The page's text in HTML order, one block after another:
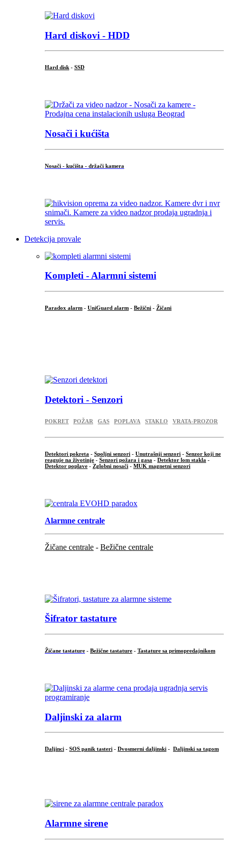
Hard diskovi - HDD
Hard disk - SSD
Nosači i kućišta
Nosači - kućišta - držači kamera
Detekcija provale
Kompleti - Alarmni sistemi
Paradox alarm - UniGuard alarm - Bežični - Žičani
Detektori - Senzori
POKRET POŽAR GAS POPLAVA STAKLO VRATA-PROZOR
Detektori pokreta - Spoljni senzori - Unutrašnji senzori - Senzor koji ne
reaguje na životinje - Senzori požara i gasa - Detektor lom stakla -
Detektor poplave - Zglobni nosači - MUK magnetni senzori
Alarmne centrale
Žičane centrale - Bežične centrale
Šifrator tastature
Žičane tastature - Bežične tastature - Tastature sa primopredajnikom
Daljinski za alarm
Daljinci - SOS panik tasteri - Dvosmerni daljinski - Daljinski sa tagom
Alarmne sirene